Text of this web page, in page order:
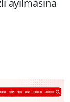
ayılmasına